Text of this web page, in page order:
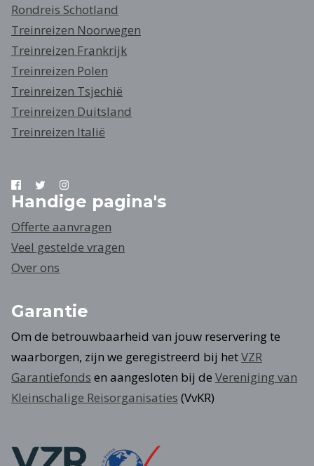
Rondreis Schotland
Treinreizen Noorwegen
Treinreizen Frankrijk
Treinreizen Polen
Treinreizen Tsjechië
Treinreizen Duitsland
Treinreizen Italië
Handige pagina's
Offerte aanvragen
Veel gestelde vragen
Over ons
Garantie
Om de betrouwbaarheid van jouw reservering te
waarborgen, zijn we geregistreerd bij hetVZR
Garantiefonds en aangesloten bij de Vereniging van
Kleinschalige Reisorganisaties (VvKR)